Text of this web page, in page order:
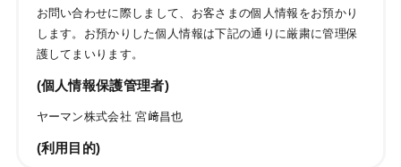
お問い合わせに際しまして、お客さまの個人情報をお預かり
します。お預かりした個人情報は下記の通りに厳粛に管理保
護してまいります。
(個人情報保護管理者)
ヤーマン株式会社 宮﨑昌也
(利用目的)